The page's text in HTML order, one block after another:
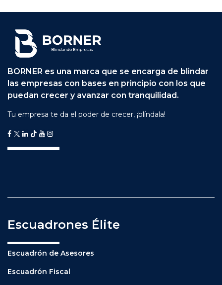
BORNER es una marca que se encarga de blindar
las empresas con bases en principio con los que
puedan crecer y avanzar con tranquilidad.
Tu empresa te da el poder de crecer, ¡blíndala!
Escuadrones Élite
Escuadrón de Asesores
Escuadrón Fiscal